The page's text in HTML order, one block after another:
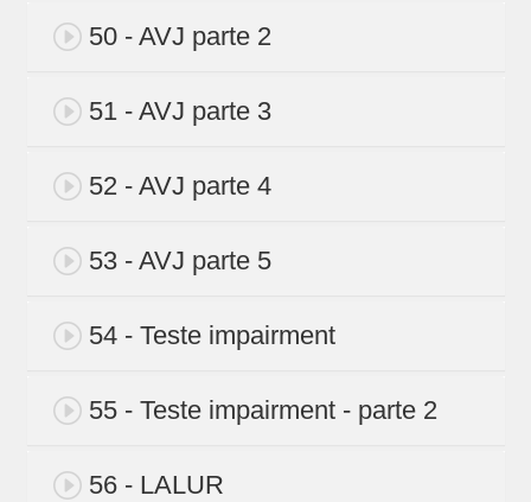
50 - AVJ parte 2
51 - AVJ parte 3
52 - AVJ parte 4
53 - AVJ parte 5
54 - Teste impairment
55 - Teste impairment - parte 2
56 - LALUR